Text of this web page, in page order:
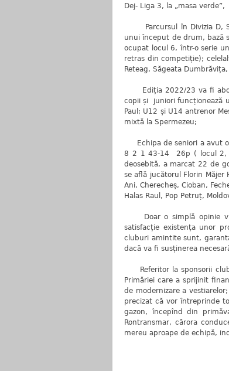
Dej- Liga 3, la „masa
Parcursul în Divizia D,
unui început de drum, bază
ocupat locul 6, într-o serie
retras din competiție);
Reteag, Săgeata
Ediția 2022/23 va fi
copii și juniori funcționează
Paul; U12 și U14 antrenor
mixtă la Spermezeu;
Echipa de seniori a avut o
8 2 1 43-14 26p ( locul 2,
deosebită, a marcat 22 de
se află jucătorul Florin Măjer
Ani, Cherecheș, Cioban,
Halas Raul, Pop Petruț,
Doar o simplă opinie
satisfacție existența unor
cluburi amintite sunt,
dacă va fi susținerea
Referitor la sponsorii
Primăriei care a sprijinit
de modernizare a
precizat că vor întreprinde
gazon, începînd din
Rontransmar, cărora
mereu aproape de echipă,